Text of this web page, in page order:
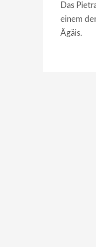
Das
einem
Ägäis.